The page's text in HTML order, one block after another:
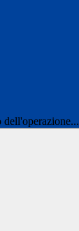
dell'operazione...